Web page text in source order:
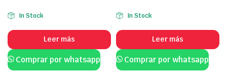
In Stock
Leer más
Comprar por whatsapp
In Stock
Leer más
Comprar por whatsapp